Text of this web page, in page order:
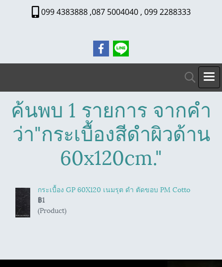
099 4383888 ,087 5004040 , 099 2288333
ค้นพบ 1 รายการ จากคำ
ว่า"กระเบื้องสีดำผิวด้าน
60x120cm."
กระเบื้อง GP 60X120 เนมรุต ดำ ตัดขอบ PM Cotto
฿1
(Product)